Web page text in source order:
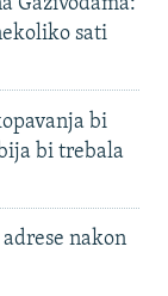
Gazivodama:
sati
bi
bi trebala
nakon